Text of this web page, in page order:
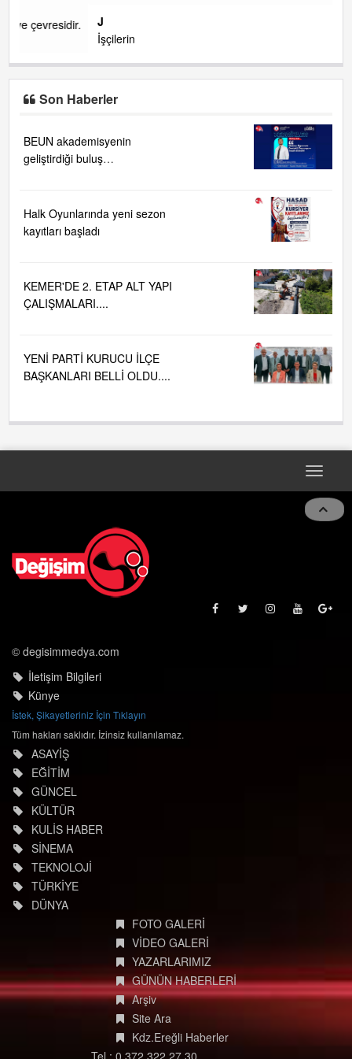
J
Son Haberler
BEUN akademisyenin
geliştirdiği buluş
Halk Oyunlarında yeni sezon
kayıtları başladı
KEMER'DE 2. ETAP ALT YAPI
ÇALIŞMALARI....
YENİ PARTİ KURUCU İLÇE
BAŞKANLARI BELLİ OLDU....
Toggle
© degisimmedya.com
İletişim Bilgileri
Künye
İstek, Şikayetleriniz İçin Tıklayın
Tüm hakları saklıdır. İzinsiz kullanılamaz.
ASAYİŞ
EĞİTİM
GÜNCEL
KÜLTÜR
KULİS HABER
SİNEMA
TEKNOLOJİ
TÜRKİYE
DÜNYA
FOTO GALERİ
VİDEO GALERİ
YAZARLARIMIZ
GÜNÜN HABERLERİ
Arşiv
Site Ara
Kdz.Ereğli Haberler
Tel : 0 372 322 27 30